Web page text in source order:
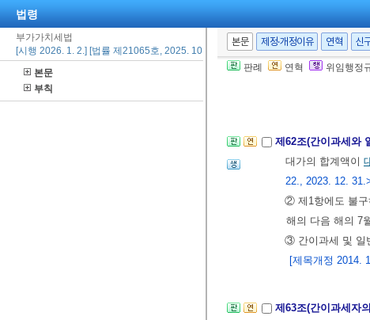
법령
부가가치세법
[시행 2026. 1. 2.] [법률 제21065호, 2025. 10. 1., 타법개정]
본문
부칙
본문 제정·개정이유 연혁 신
판례 연혁 위임행정
④ 제3항에 따른
⑤제8조제1항 또
최초의 과세기간
⑥
제68조제1항 에
제62조(간이과세와
대가의 합계액이
22., 2023. 12.
② 제1항에도 불구
해의 다음 해의 7
③ 간이과세 및 일
[제목개정 2014.
제63조(간이과세자